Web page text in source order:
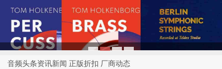
1 2 3 4
音频头条资讯新闻 正版折扣 厂商动态